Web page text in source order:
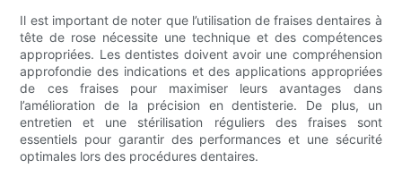
Il est important de noter que l’utilisation de fraises dentaires à
tête de rose nécessite une technique et des compétences
appropriées. Les dentistes doivent avoir une compréhension
approfondie des indications et des applications appropriées
de ces fraises pour maximiser leurs avantages dans
l’amélioration de la précision en dentisterie. De plus, un
entretien et une stérilisation réguliers des fraises sont
essentiels pour garantir des performances et une sécurité
optimales lors des procédures dentaires.